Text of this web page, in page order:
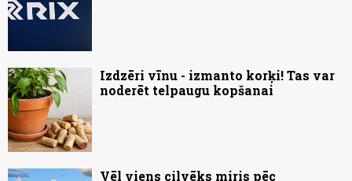
Izdzēri vīnu - izmanto korķi! Tas var
noderēt telpaugu kopšanai
Vēl viens cilvēks miris pēc